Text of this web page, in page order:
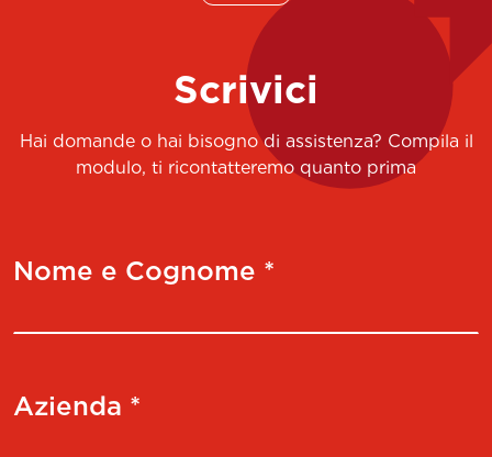
Scrivici
Hai domande o hai bisogno di assistenza? Compila il
modulo, ti ricontatteremo quanto prima
Nome e Cognome *
Azienda *